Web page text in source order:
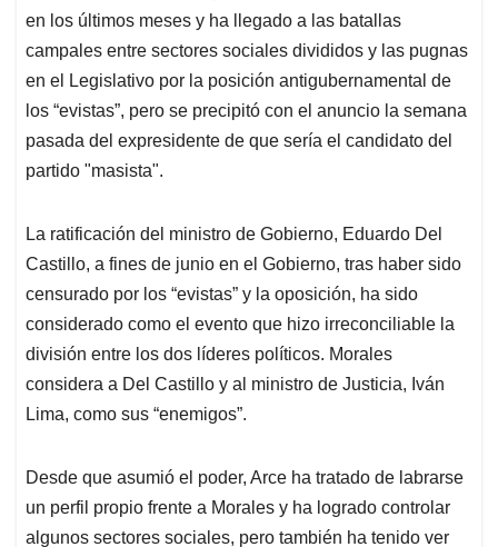
en los últimos meses y ha llegado a las batallas
campales entre sectores sociales divididos y las pugnas
en el Legislativo por la posición antigubernamental de
los “evistas”, pero se precipitó con el anuncio la semana
pasada del expresidente de que sería el candidato del
partido "masista".
La ratificación del ministro de Gobierno, Eduardo Del
Castillo, a fines de junio en el Gobierno, tras haber sido
censurado por los “evistas” y la oposición, ha sido
considerado como el evento que hizo irreconciliable la
división entre los dos líderes políticos. Morales
considera a Del Castillo y al ministro de Justicia, Iván
Lima, como sus “enemigos”.
Desde que asumió el poder, Arce ha tratado de labrarse
un perfil propio frente a Morales y ha logrado controlar
algunos sectores sociales, pero también ha tenido ver